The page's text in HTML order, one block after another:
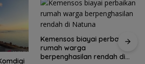
di
Pemkab Natuna dan TNI AU